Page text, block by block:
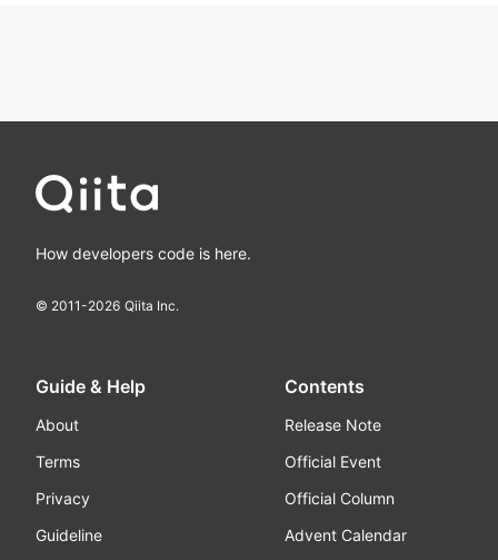
How developers code is here.
© 2011-2026 Qiita Inc.
Guide & Help
About
Terms
Privacy
Guideline
Contents
Release Note
Official Event
Official Column
Advent Calendar